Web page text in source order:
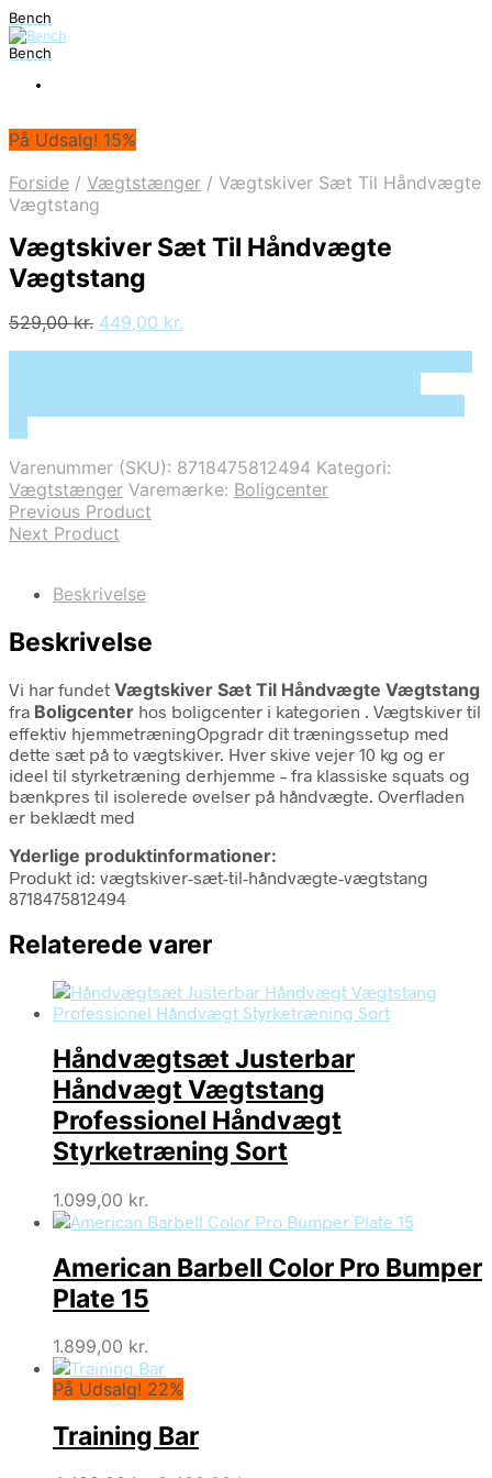
Bench
Bench
På Udsalg! 15%
Forside / Vægtstænger / Vægtskiver Sæt Til Håndvægte
Vægtstang
Vægtskiver Sæt Til Håndvægte
Vægtstang
529,00kr. Den
449,00 kr.
Varenummer (SKU): 8718475812494 Kategori:
Vægtstænger Varemærke: Boligcenter
Previous Product
Next Product
Beskrivelse
Beskrivelse
Vi har fundet Vægtskiver Sæt Til Håndvægte Vægtstang
fra Boligcenter hos boligcenter i kategorien . Vægtskiver til
effektiv hjemmetræningOpgradr dit træningssetup med
dette sæt på to vægtskiver. Hver skive vejer 10 kg og er
ideel til styrketræning derhjemme – fra klassiske squats og
bænkpres til isolerede øvelser på håndvægte. Overfladen
er beklædt med
Yderlige produktinformationer:
Produkt id: vægtskiver-sæt-til-håndvægte-vægtstang
8718475812494
Relaterede varer
Håndvægtsæt Justerbar
Håndvægt Vægtstang
Professionel Håndvægt
Styrketræning Sort
1.099,00 kr.
American Barbell Color Pro Bumper
Plate 15
1.899,00 kr.
På Udsalg! 22%
Training Bar